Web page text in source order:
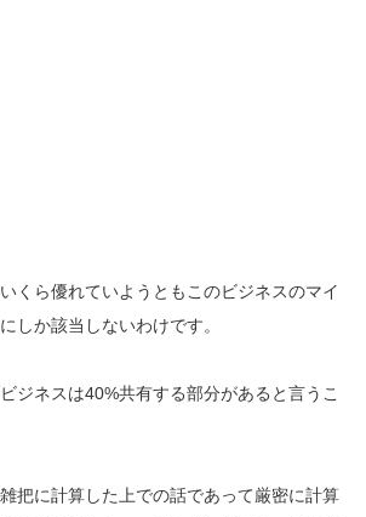
くら優れていようともこのビジネスのマイ
しか該当しないわけです。
ジネスは40%共有する部分があると言うこ
把に計算した上での話であって厳密に計算